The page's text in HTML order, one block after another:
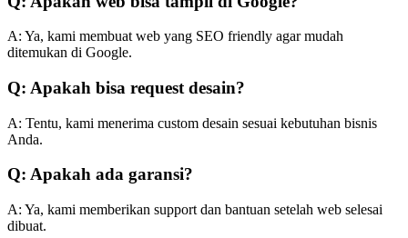
A: Ya, kami membuat web yang SEO friendly agar mudah
ditemukan di Google.
Q: Apakah bisa request desain?
A: Tentu, kami menerima custom desain sesuai kebutuhan bisnis
Anda.
Q: Apakah ada garansi?
A: Ya, kami memberikan support dan bantuan setelah web selesai
dibuat.